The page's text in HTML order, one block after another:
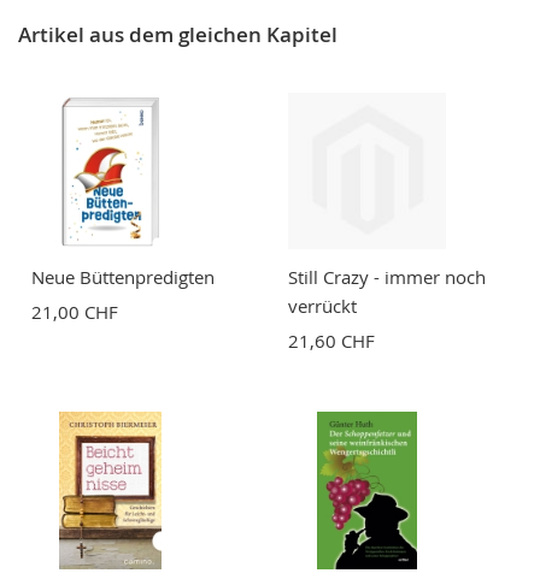
Nickname
Zusammenfassung
Bewertung
Artikel aus dem gleichen Kapitel
Neue Büttenpredigten
21,00 CHF
Still Crazy - immer noch
verrückt
21,60 CHF